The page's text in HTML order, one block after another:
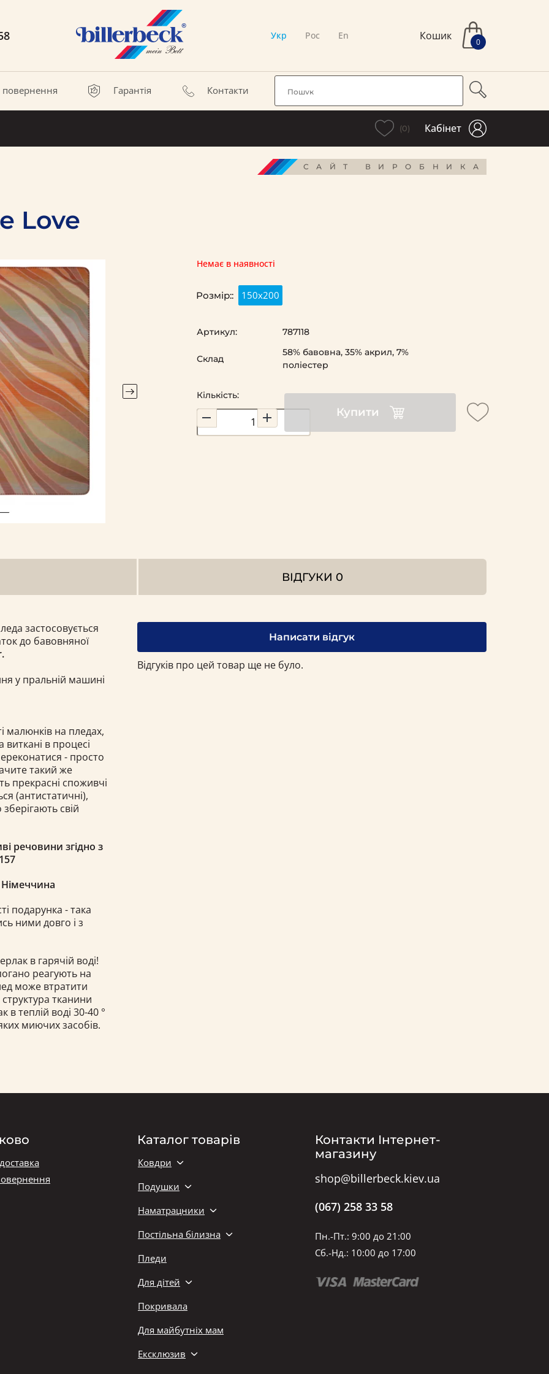
Укр Рос En Кошик 0
повернення Гарантія Контакти
(0) Кабінет
САЙТ ВИРОБНИКА
Love
Немає в наявності
Розмір:: 150х200
Кількість:
Купити
Артикул: 787118
Склад
58% бавовна, 35% акрил, 7%
поліестер
ВІДГУКИ 0
застосовується
до бавовняної
у пральній машині
малюнків на пледах,
виткані в процесі
- просто
такий же
прекрасні споживчі
(антистатичні),
свій
речовини згідно з
подарунка - така
ними довго і з
в гарячій воді!
реагують на
може втратити
тканини
теплій воді 30-40 °
миючих засобів.
Написати відгук
Відгуків про цей товар ще не було.
Каталог товарів
Ковдри
Подушки
Наматрацники
Постільна білизна
Пледи
Для дітей
Покривала
Для майбутніх мам
Ексклюзив
Контакти Інтернет-
магазину
shop@billerbeck.kiev.ua
(067) 258 33 58
Пн.-Пт.: 9:00 до 21:00
Сб.-Нд.: 10:00 до 17:00